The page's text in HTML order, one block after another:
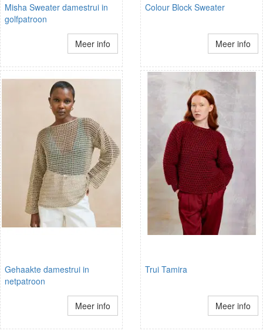
Misha Sweater damestrui in
golfpatroon
Meer info
Colour Block Sweater
Meer info
Gehaakte damestrui in
netpatroon
Meer info
Trui Tamira
Meer info